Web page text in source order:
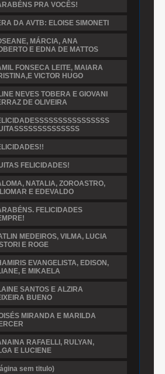
PRA VOCÊS!
DA AVTB: ELOISE SIMONETI
MÁRCIA, ANA
E EDNA DE MATTOS
FONSECA LEITE, MAIARA
VICTOR HUGO
NEVES TOBERA E GIOVANI
DE OLIVEIRA
FELICIDADES!
NATALIA, ZOROASTRO,
E EDEVALDO
FELICIDADES
MEDEIROS, VILMA, LUCIA
E ROGE
EVANGELISTA, EDISON,
E MIKAELA
SANTOS E ALZIRA
BUENO
MIRANDA E MARILDA
RAFAELLI, RULYAN,
E LUCIENE
sem titulo)